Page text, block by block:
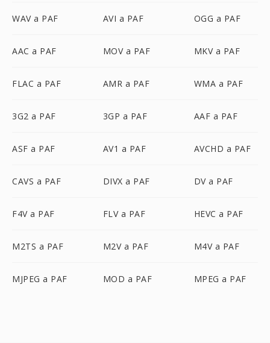
WAV a PAF AVI a PAF OGG a PAF
AAC a PAF MOV a PAF MKV a PAF
FLAC a PAF AMR a PAF WMA a PAF
3G2 a PAF 3GP a PAF AAF a PAF
ASF a PAF AV1 a PAF AVCHD a PAF
CAVS a PAF DIVX a PAF DV a PAF
F4V a PAF FLV a PAF HEVC a PAF
M2TS a PAF M2V a PAF M4V a PAF
MJPEG a PAF MOD a PAF MPEG a PAF